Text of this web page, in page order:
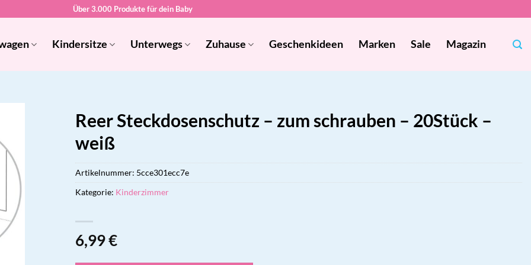
Über 3.000 Produkte für dein Baby
Kindersitze Unterwegs Zuhause Geschenkideen Marken Sale Magazin
Reer Steckdosenschutz – zum schrauben – 20Stück –
weiß
6,99€
Artikelnummer: 5cce301ecc7e
Kategorie: Kinderzimmer